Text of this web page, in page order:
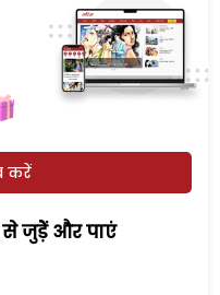
करें
से जुड़ेें और पाएं